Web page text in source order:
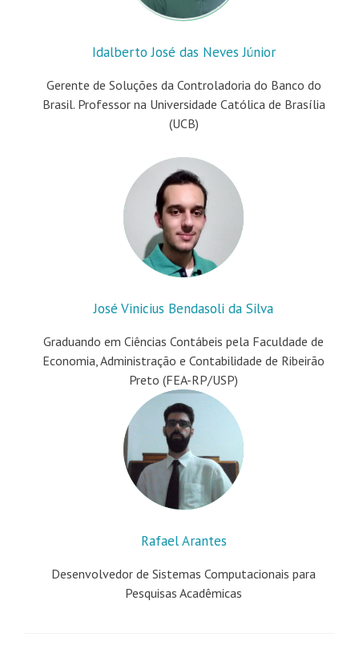
Idalberto José das Neves Júnior
Gerente de Soluções da Controladoria do Banco do
Brasil. Professor na Universidade Católica de Brasília
(UCB)
José Vinicius Bendasoli da Silva
Graduando em Ciências Contábeis pela Faculdade de
Economia, Administração e Contabilidade de Ribeirão
Preto (FEA-RP/USP)
Rafael Arantes
Desenvolvedor de Sistemas Computacionais para
Pesquisas Acadêmicas